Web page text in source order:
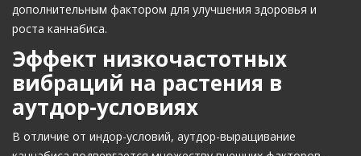
дополнительным фактором для улучшения здоровья и
роста каннабиса.
Эффект низкочастотных
вибраций на растения в
аутдор-условиях
В отличие от индор-условий, аутдор-выращивание